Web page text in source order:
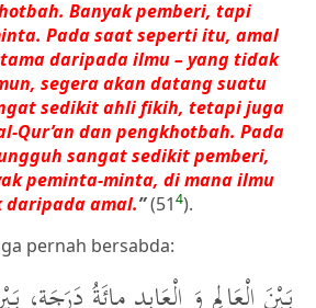
Banyak pemberi, tapi
Pada saat seperti itu, amal
daripada ilmu – yang tidak
segera akan datang suatu
sedikit ahli fikih, tetapi juga
Qur’an dan pengkhotbah. Pada
sangat sedikit pemberi,
peminta-minta, di mana ilmu
amal.”(514).
pernah bersabda: